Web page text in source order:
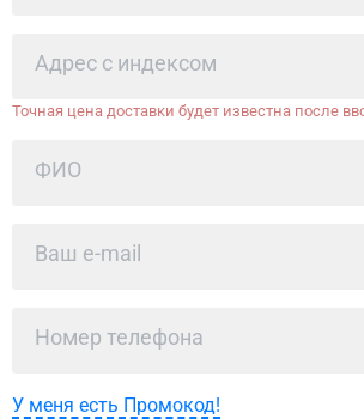
Точная цена доставки будет известна после
У меня есть Промокод!